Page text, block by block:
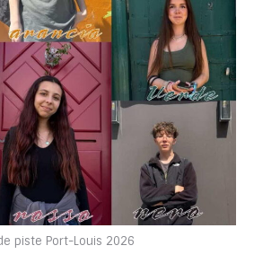
piste Port-Louis 2026